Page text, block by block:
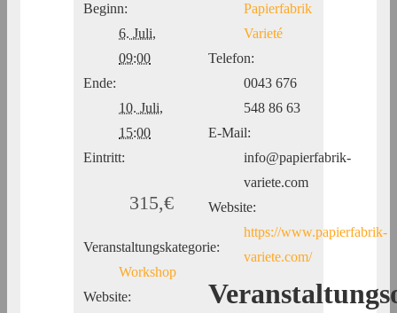
Beginn:
6. Juli,
09:00
Ende:
10. Juli,
15:00
Eintritt:
315,€
Veranstaltungskategorie:
Workshop
Website:
Papierfabrik
Varieté
Telefon:
0043 676
548 86 63
E-Mail:
info@papierfabrik-
variete.com
Website:
https://www.papierfabrik-
variete.com/